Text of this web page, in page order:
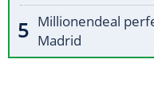
Millionendeal
Madrid